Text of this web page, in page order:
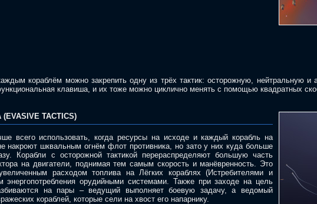
кораблём можно закрепить одну из трёх тактик: осторожную, нейтральную
клавиша, и их тоже можно циклично менять с помощью квадратных
TACTICS)
всего использовать, когда ресурсы на исходе и каждый корабль на
накроют шквальным огнём флот противника, но зато у них куда больше
Корабли с осторожной тактикой перераспределяют большую часть
на двигатели, поднимая тем самым скорость и манёвренность. Это
расходом топлива на Лёгких кораблях (Истребителями и
энергопотребления орудийными системами. Также при заходе на цель
на пары – ведущий выполняет боевую задачу, а ведомый
кораблей, которые сели на хвост его напарнику.